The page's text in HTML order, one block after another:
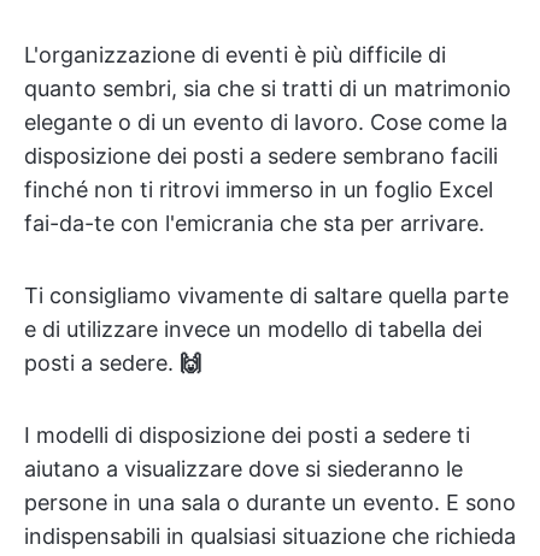
L'organizzazione di eventi è più difficile di
quanto sembri, sia che si tratti di un matrimonio
elegante o di un evento di lavoro. Cose come la
disposizione dei posti a sedere sembrano facili
finché non ti ritrovi immerso in un foglio Excel
fai-da-te con l'emicrania che sta per arrivare.
Ti consigliamo vivamente di saltare quella parte
e di utilizzare invece un modello di tabella dei
posti a sedere. 🙌
I modelli di disposizione dei posti a sedere ti
aiutano a visualizzare dove si siederanno le
persone in una sala o durante un evento. E sono
indispensabili in qualsiasi situazione che richieda